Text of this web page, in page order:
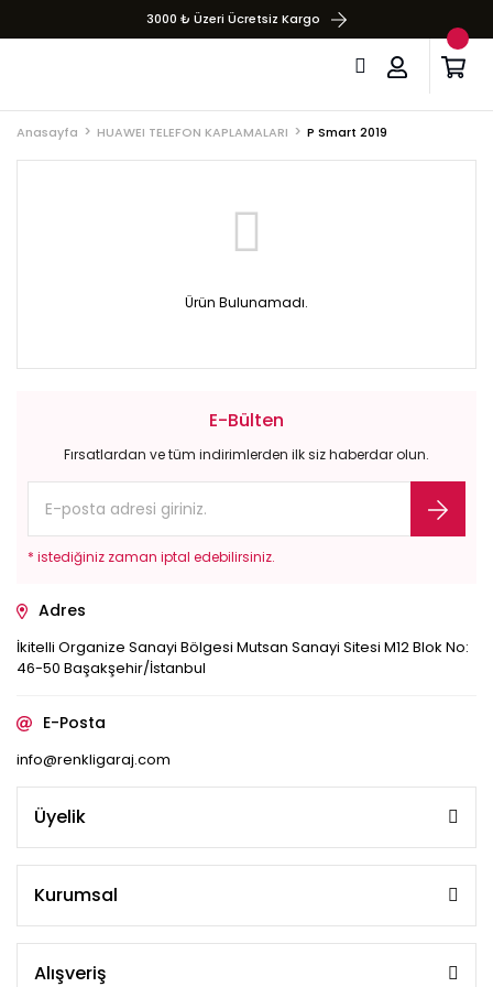
3000 ₺ Üzeri Ücretsiz Kargo
Anasayfa HUAWEI TELEFON KAPLAMALARI P Smart 2019
Ürün Bulunamadı.
E-Bülten
Fırsatlardan ve tüm indirimlerden ilk siz haberdar olun.
* istediğiniz zaman iptal edebilirsiniz.
Adres
İkitelli Organize Sanayi Bölgesi Mutsan Sanayi Sitesi M12 Blok No:
46-50 Başakşehir/İstanbul
E-Posta
info@renkligaraj.com
Üyelik
Kurumsal
Alışveriş